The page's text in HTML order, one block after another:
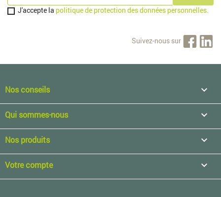
J'accepte la politique de protection des données personnelles.
Suivez-nous sur
Nos conseils 
Qui sommes-nous 
Nos produits 
Votre compte 